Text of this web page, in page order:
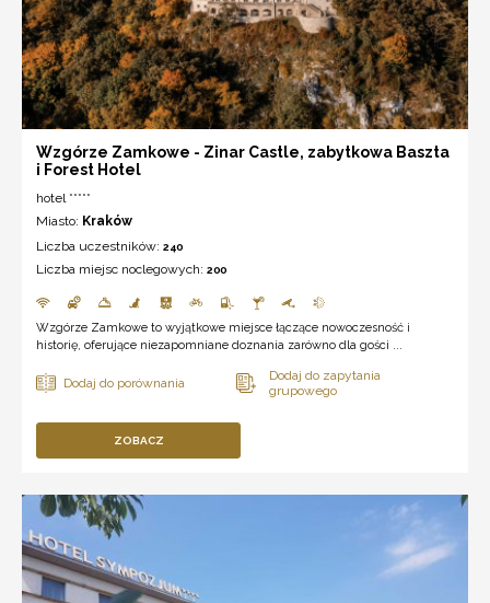
Wzgórze Zamkowe - Zinar Castle, zabytkowa Baszta
i Forest Hotel
hotel *****
Miasto: Kraków
Liczba uczestników: 240
Liczba miejsc noclegowych: 200
Wzgórze Zamkowe to wyjątkowe miejsce łączące nowoczesność i
historię, oferujące niezapomniane doznania zarówno dla gości ...
ZOBACZ